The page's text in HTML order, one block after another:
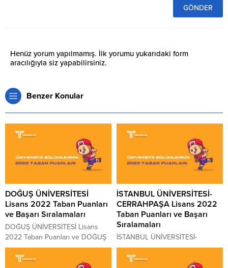
Henüz yorum yapılmamış. İlk yorumu yukarıdaki form
aracılığıyla siz yapabilirsiniz.
Benzer Konular
DOĞUŞ ÜNİVERSİTESİ
Lisans 2022 Taban Puanları
ve Başarı Sıralamaları
DOĞUŞ ÜNİVERSİTESİ Lisans
2022 Taban Puanları ve DOĞUŞ
ÜNİVERSİTESİ Lisans Başarı
Sıralamaları 2022 DOĞUŞ
İSTANBUL ÜNİVERSİTESİ-
CERRAHPAŞA Lisans 2022
Taban Puanları ve Başarı
Sıralamaları
İSTANBUL ÜNİVERSİTESİ-
CERRAHPAŞA Lisans 2022 Taban
Puanları ve İSTANBUL